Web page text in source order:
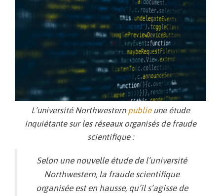
L’université Northwestern publieune étude
inquiétante sur les réseaux organisés de fraude
scientifique :
Selon une nouvelle étude de l’université
Northwestern, la fraude scientifique
organisée est en hausse, qu’il s’agisse de